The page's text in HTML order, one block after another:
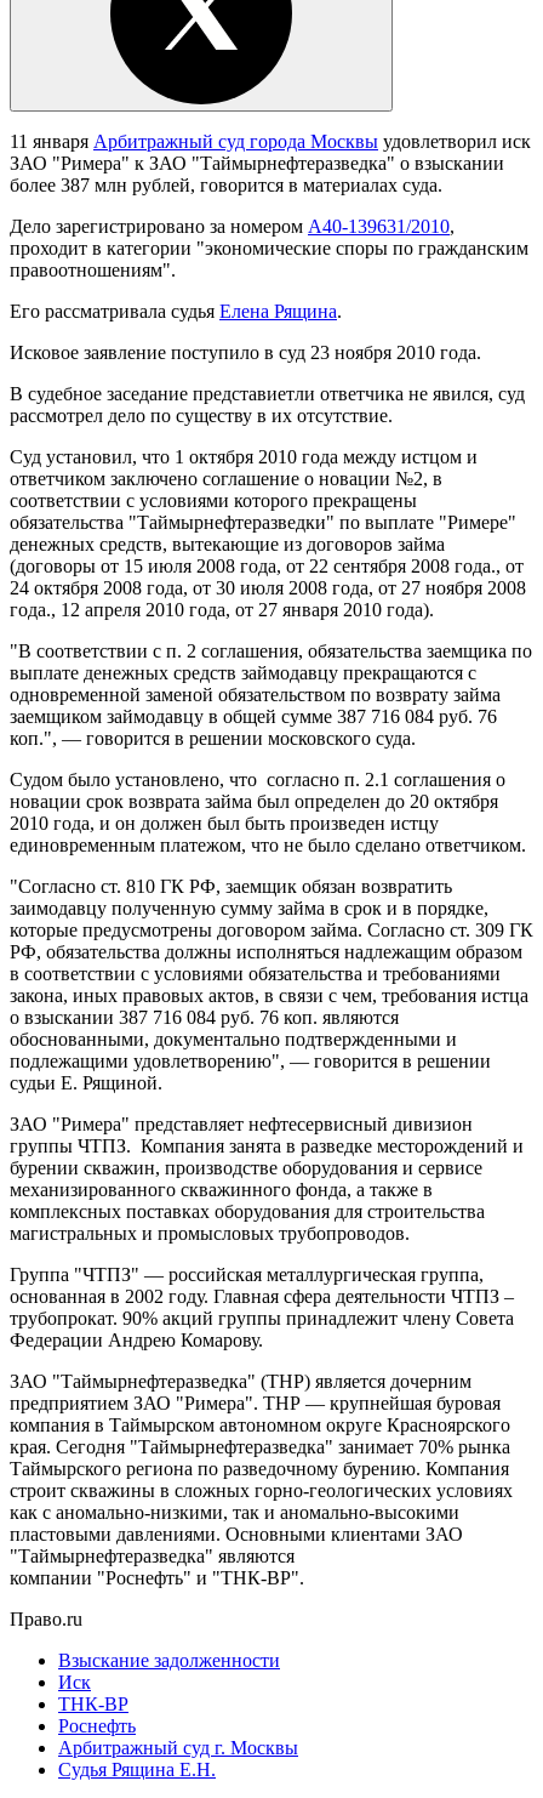
11 января Арбитражный суд города Москвы удовлетворил иск
ЗАО "Римера" к ЗАО "Таймырнефтеразведка" о взыскании
более 387 млн рублей, говорится в материалах суда.
Дело зарегистрировано за номером А40-139631/2010,
проходит в категории "экономические споры по гражданским
правоотношениям".
Его рассматривала судья Елена Рящина.
Исковое заявление поступило в суд 23 ноября 2010 года.
В судебное заседание представиетли ответчика не явился, суд
рассмотрел дело по существу в их отсутствие.
Суд установил, что 1 октября 2010 года между истцом и
ответчиком заключено соглашение о новации №2, в
соответствии с условиями которого прекращены
обязательства "Таймырнефтеразведки" по выплате "Римере"
денежных средств, вытекающие из договоров займа
(договоры от 15 июля 2008 года, от 22 сентября 2008 года., от
24 октября 2008 года, от 30 июля 2008 года, от 27 ноября 2008
года., 12 апреля 2010 года, от 27 января 2010 года).
"В соответствии с п. 2 соглашения, обязательства заемщика по
выплате денежных средств займодавцу прекращаются с
одновременной заменой обязательством по возврату займа
заемщиком займодавцу в общей сумме 387 716 084 руб. 76
коп.", — говорится в решении московского суда.
Судом было установлено, что согласно п. 2.1 соглашения о
новации срок возврата займа был определен до 20 октября
2010 года, и он должен был быть произведен истцу
единовременным платежом, что не было сделано ответчиком.
"Согласно ст. 810 ГК РФ, заемщик обязан возвратить
заимодавцу полученную сумму займа в срок и в порядке,
которые предусмотрены договором займа. Согласно ст. 309 ГК
РФ, обязательства должны исполняться надлежащим образом
в соответствии с условиями обязательства и требованиями
закона, иных правовых актов, в связи с чем, требования истца
о взыскании 387 716 084 руб. 76 коп. являются
обоснованными, документально подтвержденными и
подлежащими удовлетворению", — говорится в решении
судьи Е. Рящиной.
ЗАО "Римера" представляет нефтесервисный дивизион
группы ЧТПЗ. Компания занята в разведке месторождений и
бурении скважин, производстве оборудования и сервисе
механизированного скважинного фонда, а также в
комплексных поставках оборудования для строительства
магистральных и промысловых трубопроводов.
Группа "ЧТПЗ" — российская металлургическая группа,
основанная в 2002 году. Главная сфера деятельности ЧТПЗ –
трубопрокат. 90% акций группы принадлежит члену Совета
Федерации Андрею Комарову.
ЗАО "Таймырнефтеразведка" (ТНР) является дочерним
предприятием ЗАО "Римера". ТНР — крупнейшая буровая
компания в Таймырском автономном округе Красноярского
края. Сегодня "Таймырнефтеразведка" занимает 70% рынка
Таймырского региона по разведочному бурению. Компания
строит скважины в сложных горно-геологических условиях
как с аномально-низкими, так и аномально-высокими
пластовыми давлениями. Основными клиентами ЗАО
"Таймырнефтеразведка" являются
компании "Роснефть" и "ТНК-ВР".
Право.ru
Взыскание задолженности
Иск
ТНК-BP
Роснефть
Арбитражный суд г. Москвы
Cудья Рящина Е.Н.